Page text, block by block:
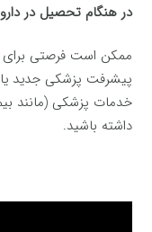
در هنگام تحصیل در
ممکن است فرصتی
پیشرفت پزشکی جدید یا
خدمات پزشکی (مانند
داشته باشید.